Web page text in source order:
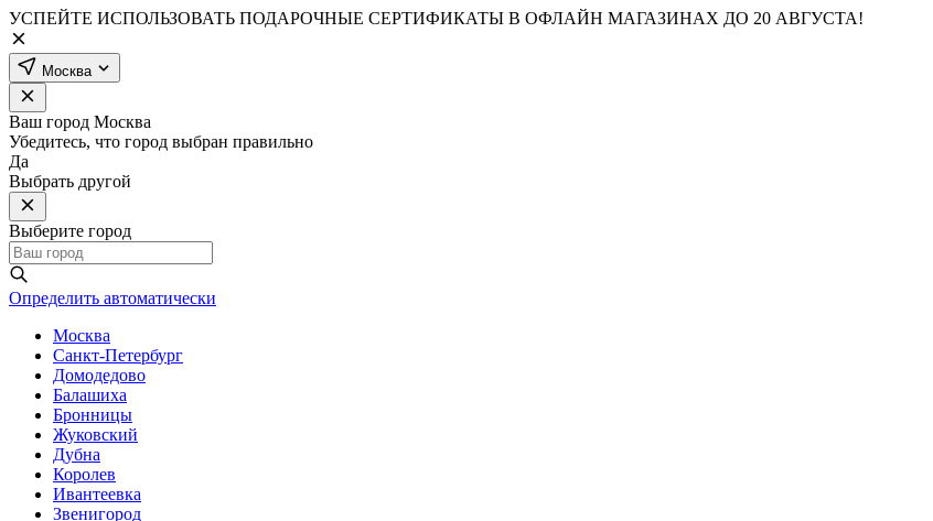
УСПЕЙТЕ ИСПОЛЬЗОВАТЬ ПОДАРОЧНЫЕ СЕРТИФИКАТЫ В ОФЛАЙН МАГАЗИНАХ ДО 20 АВГУСТА!
Москва
Ваш город Москва
Убедитесь, что город выбран правильно
Да
Выбрать другой
Выберите город
Определить автоматически
Москва
Санкт-Петербург
Домодедово
Балашиха
Бронницы
Жуковский
Дубна
Королев
Ивантеевка
Звенигород